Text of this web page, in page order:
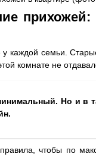
прихожей:
каждой семьи.
комнате не
Но и в
чтобы по